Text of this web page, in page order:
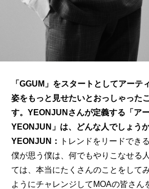
「GGUM」をスタートとしてアーテ
姿をもっと見せたいとおっしゃった
す。YEONJUNさんが定義する「ア
YEONJUN」は、どんな人でしょうか
YEONJUN：
トレンドをリードでき
僕が思う僕は、何でもやりこなせる
ては、本当にたくさんのことをして
ようにチャレンジしてMOAの皆さん